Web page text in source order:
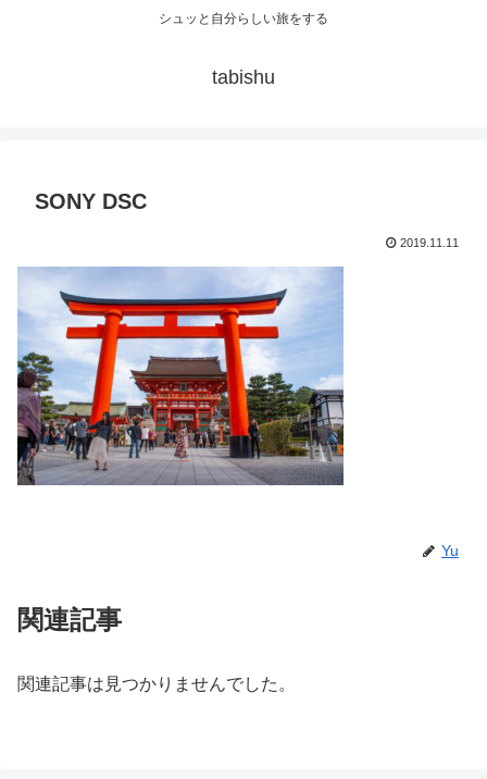
シュッと自分らしい旅をする
tabishu
SONY DSC
2019.11.11
Yu
関連記事
関連記事は見つかりませんでした。